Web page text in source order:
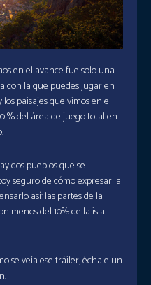
en el avance fue solo una
con la que puedes jugar en
paisajes que vimos en el
% del área de juego total en
dos pueblos que se
seguro de cómo expresar la
así: las partes de la
menos del 10% de la isla
se veía ese tráiler, échale un